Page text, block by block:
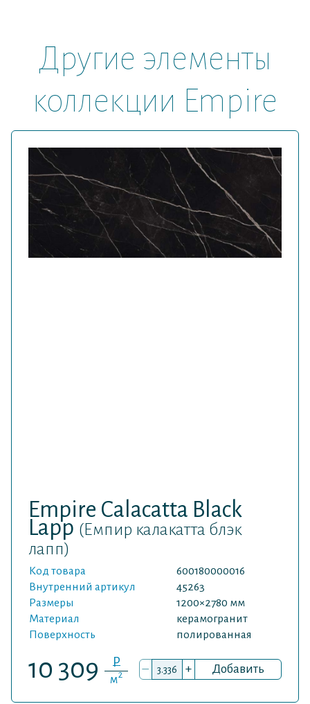
Другие элементы
коллекции Empire
Empire Calacatta Black
Lapp (Емпир калакатта блэк
лапп)
Код товара
600180000016
Внутренний артикул
45263
Размеры
1200×2780 мм
Материал
керамогранит
Поверхность
полированная
10 309 P
м2 – + Добавить